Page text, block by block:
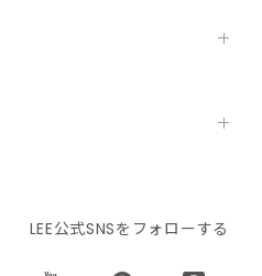
LEE公式SNSをフォローする